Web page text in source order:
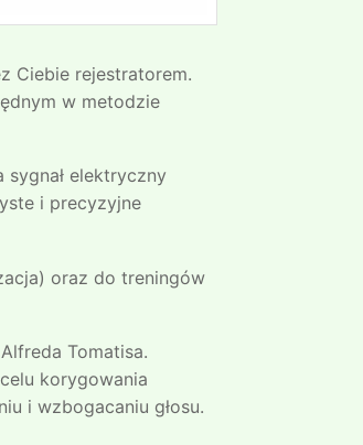
Ciebie rejestratorem.
w metodzie
elektryczny
i precyzyjne
oraz do treningów
Tomatisa.
korygowania
i wzbogacaniu głosu.